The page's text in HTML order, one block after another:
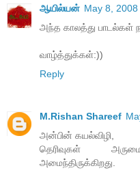
ஆயில்யன் May 8, 2008
அந்த காலத்து பாடல்கள்
வாழ்த்துக்கள்:))
Reply
M.Rishan Shareef
அன்பின் கயல்விழி,
தெரிவுகள்
அமைந்திருக்கிறது.